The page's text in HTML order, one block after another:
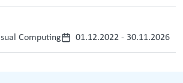
Computing 01.12.2022 - 30.11.2026